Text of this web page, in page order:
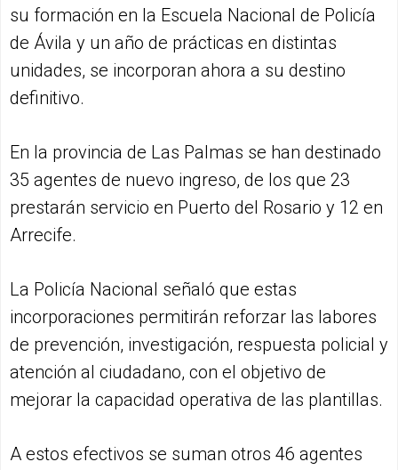
su formación en la Escuela Nacional de Policía
de Ávila y un año de prácticas en distintas
unidades, se incorporan ahora a su destino
definitivo.
En la provincia de Las Palmas se han destinado
35 agentes de nuevo ingreso, de los que 23
prestarán servicio en Puerto del Rosario y 12 en
Arrecife.
La Policía Nacional señaló que estas
incorporaciones permitirán reforzar las labores
de prevención, investigación, respuesta policial y
atención al ciudadano, con el objetivo de
mejorar la capacidad operativa de las plantillas.
A estos efectivos se suman otros 46 agentes